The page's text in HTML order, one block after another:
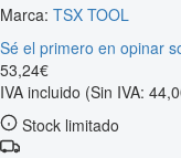
Marca: TSX TOOL
Sé el primero en opinar
53,24€
IVA incluido (Sin IVA:
Stock limitado